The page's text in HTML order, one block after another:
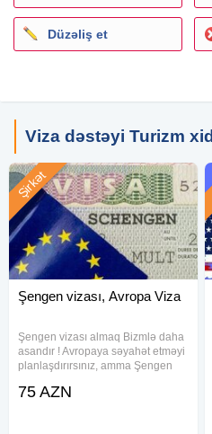
Düzəliş et
Viza dəstəyi Turizm
Şengen vizası, Avropa Viza
Şengen vizası almaq Bizmlə daha
asandır ! Avropaya səyahət etməyi
planlaşdırırsınız, amma Şengen
narahat olmağa dəyməz! Təcrübəli
Şirkət
75 AZN